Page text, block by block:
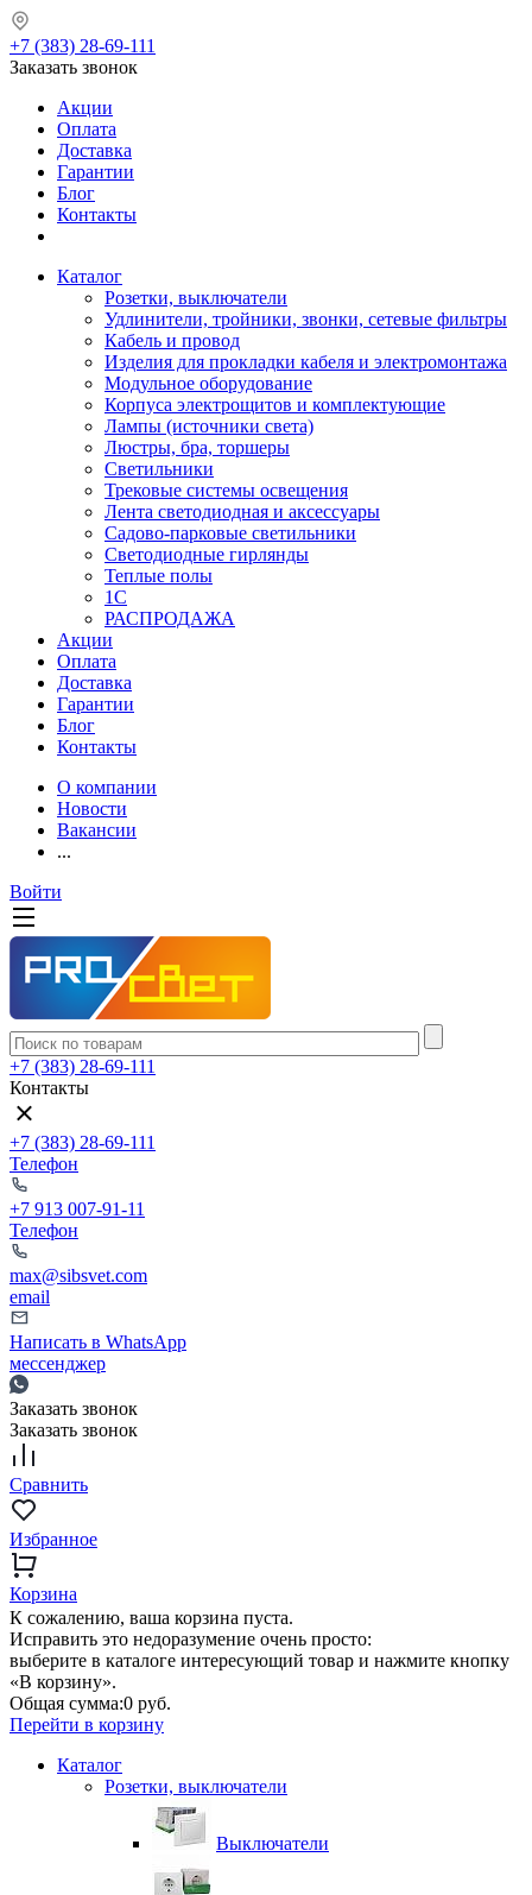
+7 (383) 28-69-111
Заказать звонок
Акции
Оплата
Доставка
Гарантии
Блог
Контакты
Каталог
Розетки, выключатели
Удлинители, тройники, звонки, сетевые фильтры
Кабель и провод
Изделия для прокладки кабеля и электромонтажа
Модульное оборудование
Корпуса электрощитов и комплектующие
Лампы (источники света)
Люстры, бра, торшеры
Светильники
Трековые системы освещения
Лента светодиодная и аксессуары
Садово-парковые светильники
Светодиодные гирлянды
Теплые полы
1С
РАСПРОДАЖА
Акции
Оплата
Доставка
Гарантии
Блог
Контакты
О компании
Новости
Вакансии
...
Войти
+7 (383) 28-69-111
Контакты
+7 (383) 28-69-111
Телефон
+7 913 007-91-11
Телефон
max@sibsvet.com
email
Написать в WhatsApp
мессенджер
Заказать звонок
Заказать звонок
Сравнить
Избранное
Корзина
К сожалению, ваша корзина пуста.
Исправить это недоразумение очень просто:
выберите в каталоге интересующий товар и нажмите кнопку
«В корзину».
Общая сумма:0 руб.
Перейти в корзину
Каталог
Розетки, выключатели
Выключатели